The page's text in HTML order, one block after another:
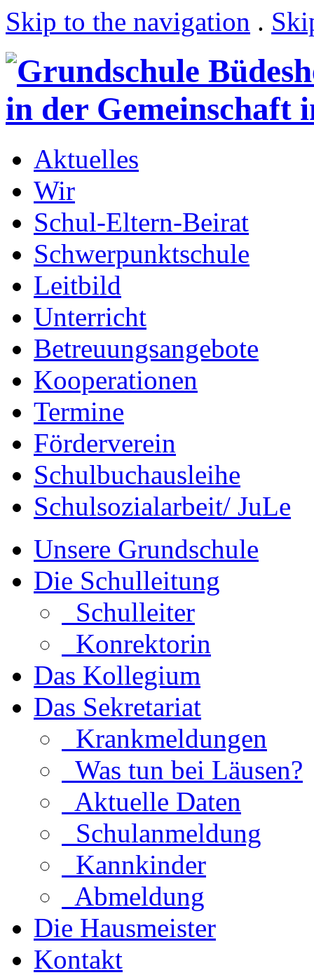
Skip to the navigation .
Aktuelles
Wir
Schul-Eltern-Beirat
Schwerpunktschule
Leitbild
Unterricht
Betreuungsangebote
Kooperationen
Termine
Förderverein
Schulbuchausleihe
Schulsozialarbeit/ JuLe
Unsere Grundschule
Die Schulleitung
Schulleiter
Konrektorin
Das Kollegium
Das Sekretariat
Krankmeldungen
Was tun bei Läusen?
Aktuelle Daten
Schulanmeldung
Kannkinder
Abmeldung
Die Hausmeister
Kontakt